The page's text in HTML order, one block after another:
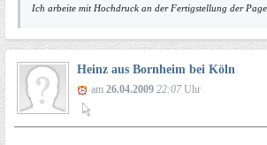
Ich arbeite mit Hochdruck an der Fertigstellung der Page
Heinz aus Bornheim bei Köln
am 26.04.2009 22:07Uhr